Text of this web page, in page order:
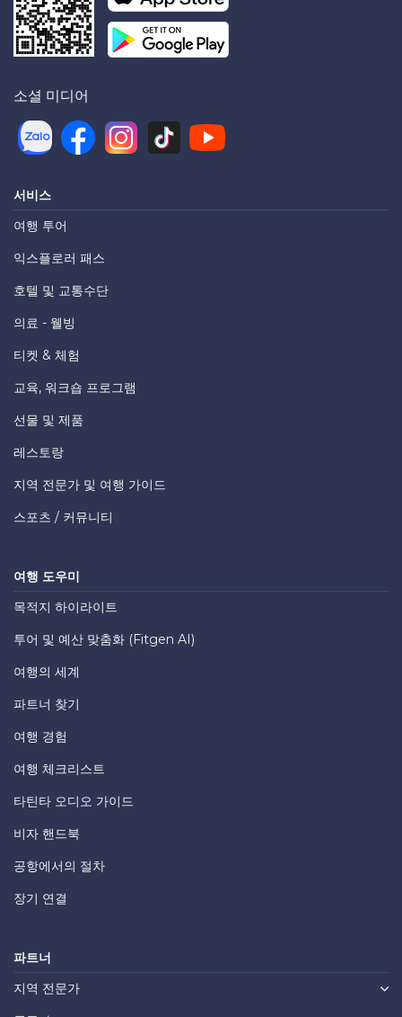
소셜 미디어
서비스
여행 투어
익스플로러 패스
호텔 및 교통수단
의료 - 웰빙
티켓 & 체험
교육, 워크숍 프로그램
선물 및 제품
레스토랑
지역 전문가 및 여행 가이드
스포츠 / 커뮤니티
여행 도우미
목적지 하이라이트
투어 및 예산 맞춤화 (Fitgen AI)
여행의 세계
파트너 찾기
여행 경험
여행 체크리스트
타틴타 오디오 가이드
비자 핸드북
공항에서의 절차
장기 연결
파트너
지역 전문가